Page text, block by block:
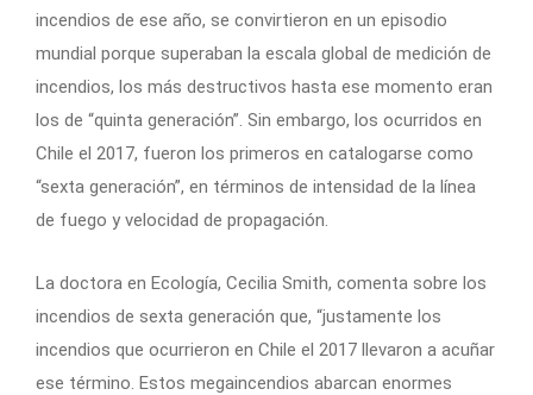
incendios de ese año, se convirtieron en un episodio
mundial porque superaban la escala global de medición de
incendios, los más destructivos hasta ese momento eran
los de “quinta generación”. Sin embargo, los ocurridos en
Chile el 2017, fueron los primeros en catalogarse como
“sexta generación”, en términos de intensidad de la línea
de fuego y velocidad de propagación.
La doctora en Ecología, Cecilia Smith, comenta sobre los
incendios de sexta generación que, “justamente los
incendios que ocurrieron en Chile el 2017 llevaron a acuñar
ese término. Estos megaincendios abarcan enormes